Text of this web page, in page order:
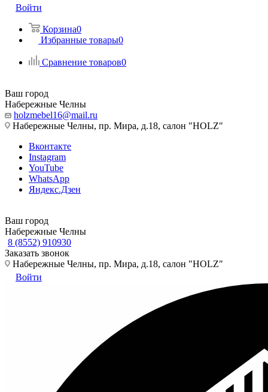
Войти
Корзина0
Избранные товары0
Сравнение товаров0
Ваш город
Набережные Челны
holzmebel16@mail.ru
Набережные Челны, пр. Мира, д.18, салон "HOLZ"
Вконтакте
Instagram
YouTube
WhatsApp
Яндекс.Дзен
Ваш город
Набережные Челны
8 (8552) 910930
Заказать звонок
Набережные Челны, пр. Мира, д.18, салон "HOLZ"
Войти